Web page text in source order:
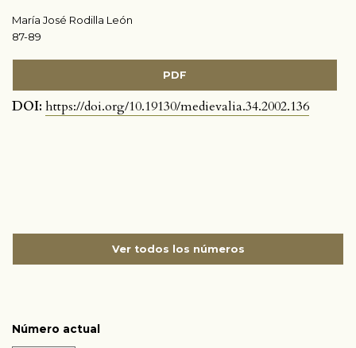
María José Rodilla León
87-89
PDF
DOI: https://doi.org/10.19130/medievalia.34.2002.136
Ver todos los números
Número actual